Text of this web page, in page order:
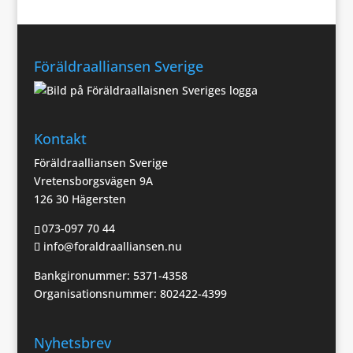
Föräldraalliansen Sverige
Kontakt
Föräldraalliansen Sverige
Vretensborgsvägen 9A
126 30 Hägersten
073-097 70 44
info@foraldraalliansen.nu
Bankgironummer: 5371-4358
Organisationsnummer: 802422-4399
Nyhetsbrev